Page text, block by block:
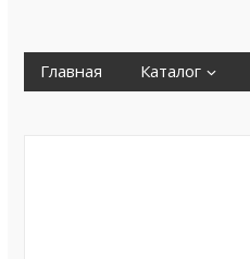
Главная Каталог